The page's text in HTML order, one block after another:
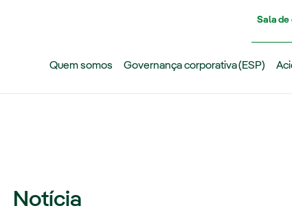
Sala
Quem somos Governança corporativa (ESP)
Notícia